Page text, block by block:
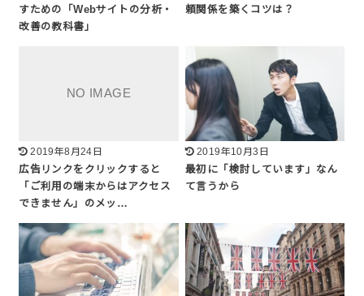
すための「Webサイトの分析・
改善の教科書」
頼関係を築くコツは？
2019年8月24日
広告リンクをクリックすると
「ご利用の端末からはアクセス
できません」のメッ…
2019年10月3日
最初に「検討しています」なん
て言うから